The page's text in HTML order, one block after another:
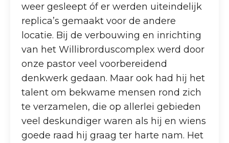
weer gesleept óf er werden uiteindelijk
replica’s gemaakt voor de andere
locatie. Bij de verbouwing en inrichting
van het Willibrorduscomplex werd door
onze pastor veel voorbereidend
denkwerk gedaan. Maar ook had hij het
talent om bekwame mensen rond zich
te verzamelen, die op allerlei gebieden
veel deskundiger waren als hij en wiens
goede raad hij graag ter harte nam. Het